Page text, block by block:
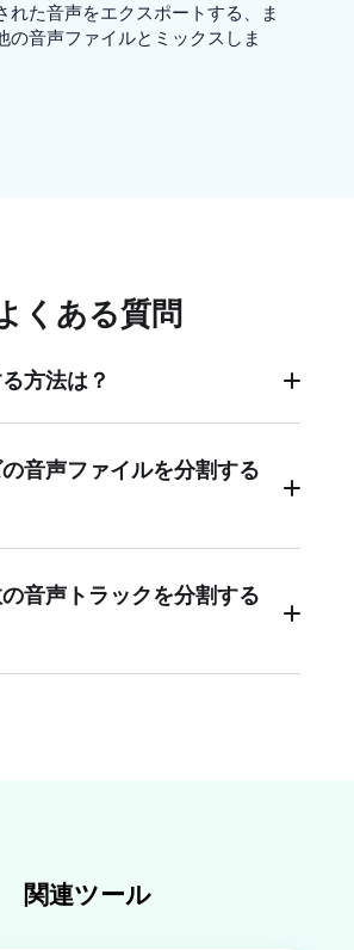
れた音声をエクスポートする、ま
の音声ファイルとミックスしま
くある質問
方法は？
分割したい音声ファイルを選択
ンに追加し、始まりと終わりを指
してください。
音声ファイルを分割する
たツールで、わずか数クリック
きます。ファイルをアップロード
音声トラックを分割する
関連ツール